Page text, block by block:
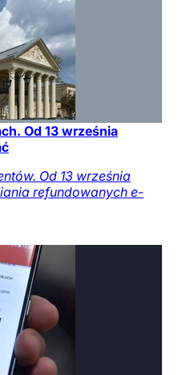
Od 13 września
Od 13 września
refundowanych e-